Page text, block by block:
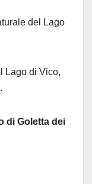
del Lago
Lago di Vico,
di Goletta dei